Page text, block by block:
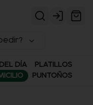
Login
DÍA
PLATILLOS
PUNTOÑOS